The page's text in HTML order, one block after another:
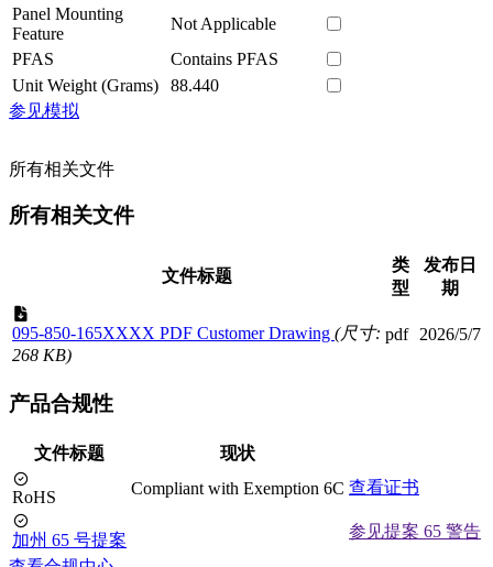
Panel Mounting
Feature
Not Applicable
PFAS
Contains PFAS
Unit Weight (Grams)
88.440
参见模拟
所有相关文件
所有相关文件
文件标题
类
型
发布日
期
095-850-165XXXX PDF Customer Drawing (尺寸:
268 KB)
pdf 2026/5/7
产品合规性
文件标题 现状
RoHS Compliant with Exemption 6C 查看证书
加州 65 号提案
参见提案 65 警告